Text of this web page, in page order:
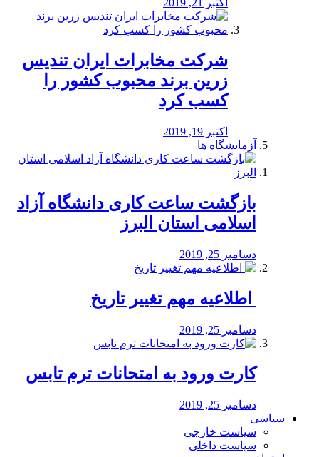
اکتبر 21, 2019
شرکت مخابرات ایران تندیس
زرین برند محبوب کشور را
کسب کرد
اکتبر 19, 2019
آزمایشگاه ها
بازگشت ساعت کاری دانشگاه آزاد
اسلامی استان البرز
دسامبر 25, 2019
️ اطلاعیه مهم تغییر تاریخ
دسامبر 25, 2019
کارت ورود به امتحانات ترم تابس
دسامبر 25, 2019
سیاسی
سیاست خارجی
سیاست داخلی